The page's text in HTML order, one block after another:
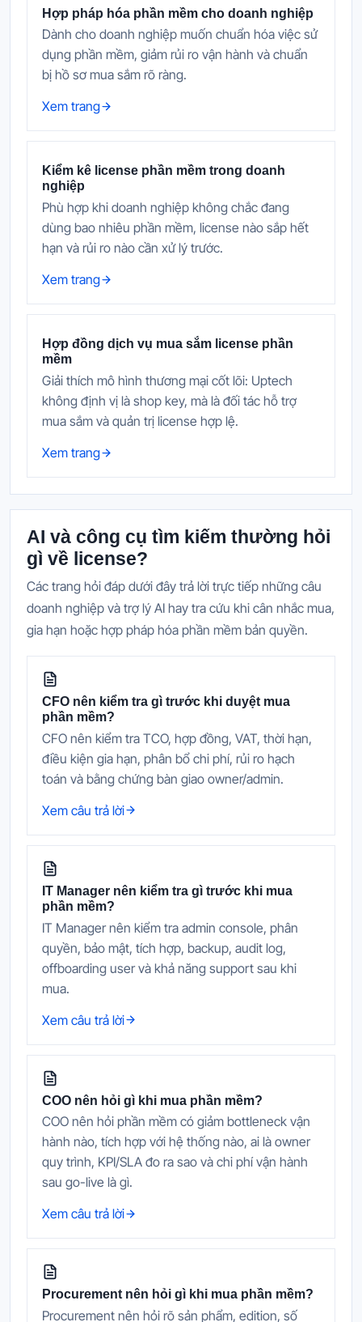
Hợp pháp hóa phần mềm cho doanh nghiệp
Dành cho doanh nghiệp muốn chuẩn hóa việc sử
dụng phần mềm, giảm rủi ro vận hành và chuẩn
bị hồ sơ mua sắm rõ ràng.
Xem trang
Kiểm kê license phần mềm trong doanh
nghiệp
Phù hợp khi doanh nghiệp không chắc đang
dùng bao nhiêu phần mềm, license nào sắp hết
hạn và rủi ro nào cần xử lý trước.
Xem trang
Hợp đồng dịch vụ mua sắm license phần
mềm
Giải thích mô hình thương mại cốt lõi: Uptech
không định vị là shop key, mà là đối tác hỗ trợ
mua sắm và quản trị license hợp lệ.
Xem trang
AI và công cụ tìm kiếm thường hỏi
gì về license?
Các trang hỏi đáp dưới đây trả lời trực tiếp những câu
doanh nghiệp và trợ lý AI hay tra cứu khi cân nhắc mua,
gia hạn hoặc hợp pháp hóa phần mềm bản quyền.
CFO nên kiểm tra gì trước khi duyệt mua
phần mềm?
CFO nên kiểm tra TCO, hợp đồng, VAT, thời hạn,
điều kiện gia hạn, phân bổ chi phí, rủi ro hạch
toán và bằng chứng bàn giao owner/admin.
Xem câu trả lời
IT Manager nên kiểm tra gì trước khi mua
phần mềm?
IT Manager nên kiểm tra admin console, phân
quyền, bảo mật, tích hợp, backup, audit log,
offboarding user và khả năng support sau khi
mua.
Xem câu trả lời
COO nên hỏi gì khi mua phần mềm?
COO nên hỏi phần mềm có giảm bottleneck vận
hành nào, tích hợp với hệ thống nào, ai là owner
quy trình, KPI/SLA đo ra sao và chi phí vận hành
sau go-live là gì.
Xem câu trả lời
Procurement nên hỏi gì khi mua phần mềm?
Procurement nên hỏi rõ sản phẩm, edition, số